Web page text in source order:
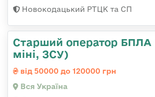
Новокодацький РТЦК та СП
Старший оператор БПЛА
міні, ЗСУ)
від 50000 до 120000 грн
Вся Україна